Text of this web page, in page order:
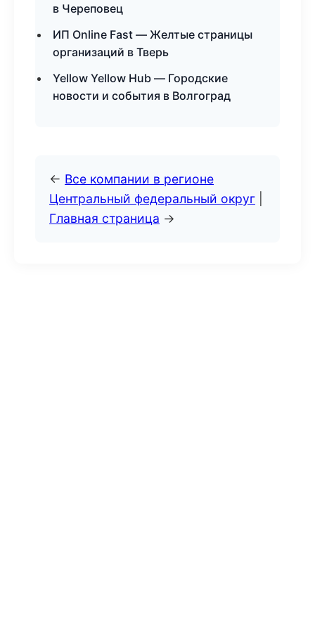
в Череповец
ИП Online Fast — Желтые страницы
организаций в Тверь
Yellow Yellow Hub — Городские
новости и события в Волгоград
← Все компании в регионе
Центральный федеральный округ
Главная страница →